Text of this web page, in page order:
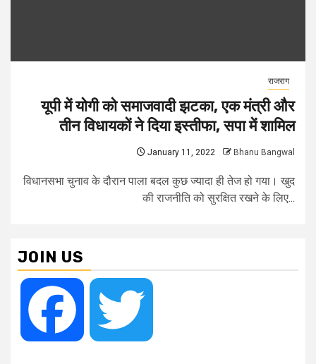
राजराग
यूपी में योगी को समाजवादी झटका, एक मंत्री और
तीन विधायकों ने दिया इस्तीफा, सपा में शामिल
January 11, 2022 Bhanu Bangwal
विधानसभा चुनाव के दौरान पाला बदल कुछ ज्यादा ही तेज हो गया। खुद
की राजनीति को सुरक्षित रखने के लिए...
JOIN US
Facebook